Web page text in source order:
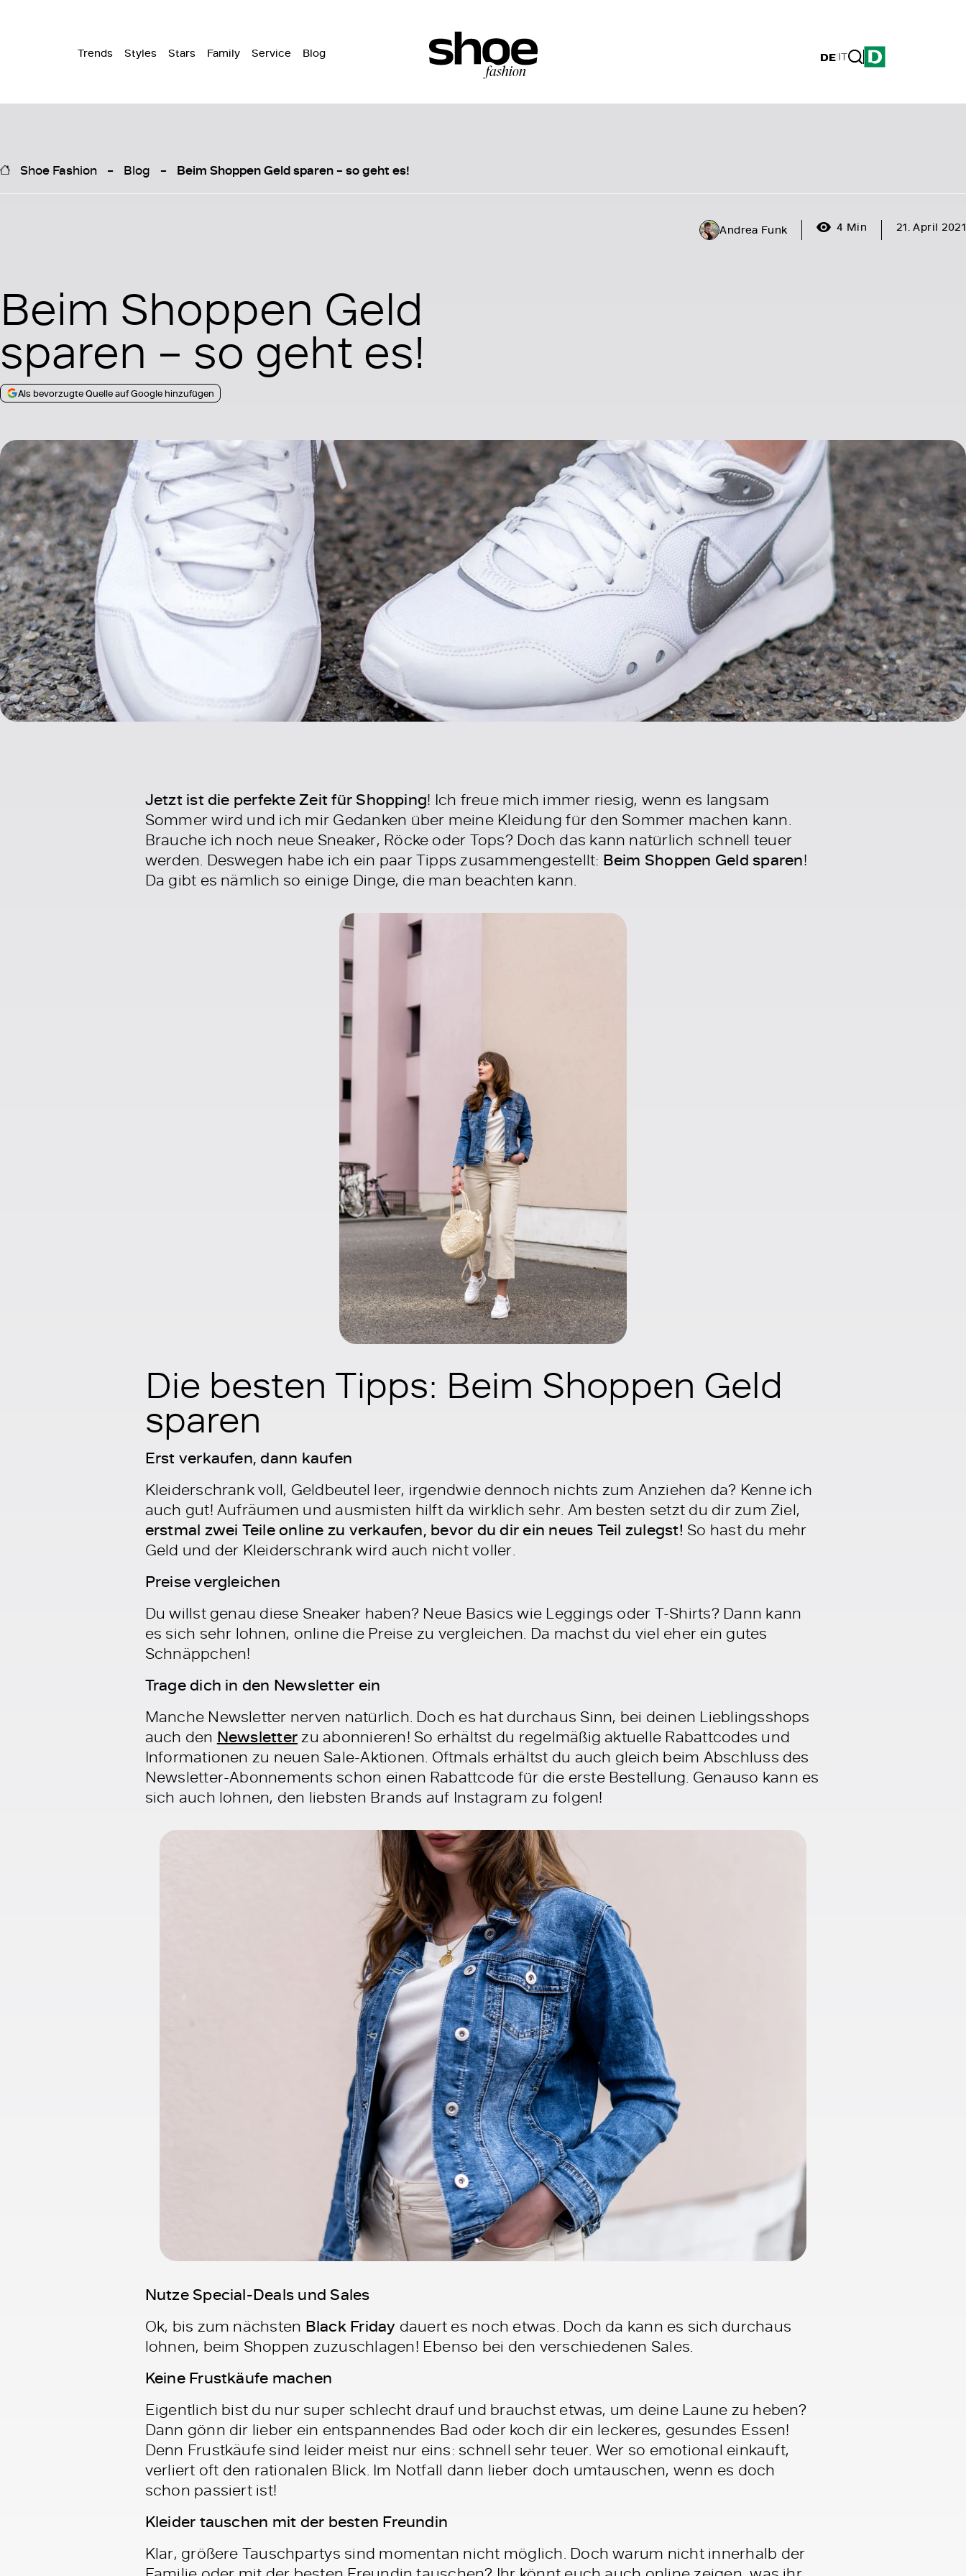
Trends Styles Stars Family Service Blog DE|IT
Shoe Fashion Blog Beim Shoppen Geld sparen – so geht es!
Andrea Funk 4 Min 21. April 2021
Beim Shoppen Geld
sparen – so geht es!
Als bevorzugte Quelle auf Google hinzufügen
Jetzt ist die perfekte Zeit für Shopping! Ich freue mich immer riesig, wenn es langsam
Sommer wird und ich mir Gedanken über meine Kleidung für den Sommer machen kann.
Brauche ich noch neue Sneaker, Röcke oder Tops? Doch das kann natürlich schnell teuer
werden. Deswegen habe ich ein paar Tipps zusammengestellt: Beim Shoppen Geld sparen!
Da gibt es nämlich so einige Dinge, die man beachten kann.
Die besten Tipps: Beim Shoppen Geld
sparen
Erst verkaufen, dann kaufen
Kleiderschrank voll, Geldbeutel leer, irgendwie dennoch nichts zum Anziehen da? Kenne ich
auch gut! Aufräumen und ausmisten hilft da wirklich sehr. Am besten setzt du dir zum Ziel,
erstmal zwei Teile online zu verkaufen, bevor du dir ein neues Teil zulegst! So hast du mehr
Geld und der Kleiderschrank wird auch nicht voller.
Preise vergleichen
Du willst genau diese Sneaker haben? Neue Basics wie Leggings oder T-Shirts? Dann kann
es sich sehr lohnen, online die Preise zu vergleichen. Da machst du viel eher ein gutes
Schnäppchen!
Trage dich in den Newsletter ein
Manche Newsletter nerven natürlich. Doch es hat durchaus Sinn, bei deinen Lieblingsshops
auch den Newsletterzu abonnieren! So erhältst du regelmäßig aktuelle Rabattcodes und
Informationen zu neuen Sale-Aktionen. Oftmals erhältst du auch gleich beim Abschluss des
Newsletter-Abonnements schon einen Rabattcode für die erste Bestellung. Genauso kann es
sich auch lohnen, den liebsten Brands auf Instagram zu folgen!
Nutze Special-Deals und Sales
Ok, bis zum nächsten Black Friday dauert es noch etwas. Doch da kann es sich durchaus
lohnen, beim Shoppen zuzuschlagen! Ebenso bei den verschiedenen Sales.
Keine Frustkäufe machen
Eigentlich bist du nur super schlecht drauf und brauchst etwas, um deine Laune zu heben?
Dann gönn dir lieber ein entspannendes Bad oder koch dir ein leckeres, gesundes Essen!
Denn Frustkäufe sind leider meist nur eins: schnell sehr teuer. Wer so emotional einkauft,
verliert oft den rationalen Blick. Im Notfall dann lieber doch umtauschen, wenn es doch
schon passiert ist!
Kleider tauschen mit der besten Freundin
Klar, größere Tauschpartys sind momentan nicht möglich. Doch warum nicht innerhalb der